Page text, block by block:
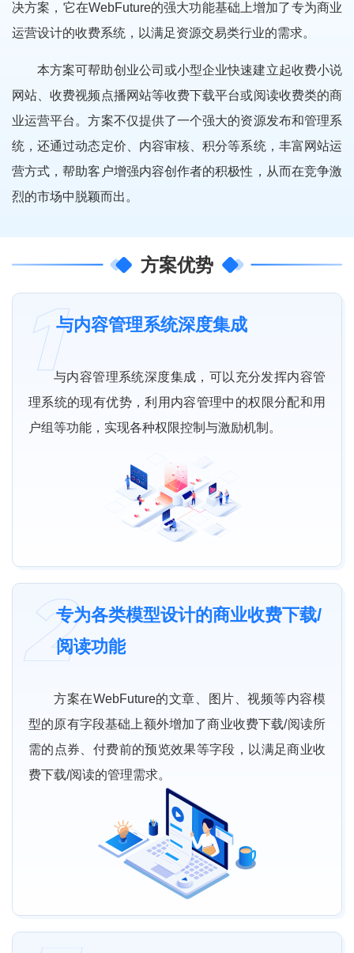
决方案，它在WebFuture的强大功能基础上增加了专为商业
运营设计的收费系统，以满足资源交易类行业的需求。
本方案可帮助创业公司或小型企业快速建立起收费小说
网站、收费视频点播网站等收费下载平台或阅读收费类的商
业运营平台。方案不仅提供了一个强大的资源发布和管理系
统，还通过动态定价、内容审核、积分等系统，丰富网站运
营方式，帮助客户增强内容创作者的积极性，从而在竞争激
烈的市场中脱颖而出。
方案优势
与内容管理系统深度集成
与内容管理系统深度集成，可以充分发挥内容管
理系统的现有优势，利用内容管理中的权限分配和用
户组等功能，实现各种权限控制与激励机制。
专为各类模型设计的商业收费下载/
阅读功能
方案在WebFuture的文章、图片、视频等内容模
型的原有字段基础上额外增加了商业收费下载/阅读所
需的点券、付费前的预览效果等字段，以满足商业收
费下载/阅读的管理需求。